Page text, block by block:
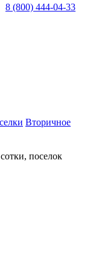
8 (800) 444-04-33
Вторичное
поселок